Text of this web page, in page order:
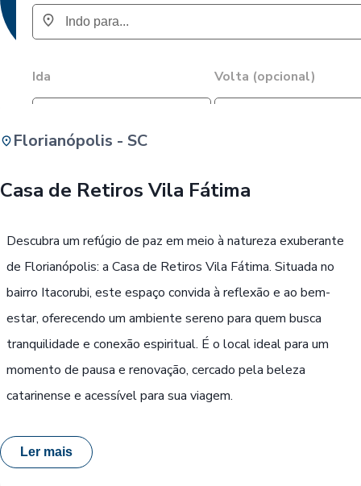
Ida Volta (opcional)
Florianópolis - SC
Casa de Retiros Vila Fátima
Descubra um refúgio de paz em meio à natureza exuberante
de Florianópolis: a Casa de Retiros Vila Fátima. Situada no
bairro Itacorubi, este espaço convida à reflexão e ao bem-
estar, oferecendo um ambiente sereno para quem busca
tranquilidade e conexão espiritual. É o local ideal para um
momento de pausa e renovação, cercado pela beleza
catarinense e acessível para sua viagem.
Ler mais